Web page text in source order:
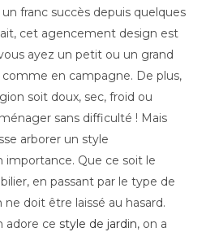
franc succès depuis quelques
cet agencement design est
ayez un petit ou un grand
en campagne. De plus,
soit doux, sec, froid ou
sans difficulté ! Mais
arborer un style
importance. Que ce soit le
en passant par le type de
doit être laissé au hasard.
adore ce style de jardin, on a